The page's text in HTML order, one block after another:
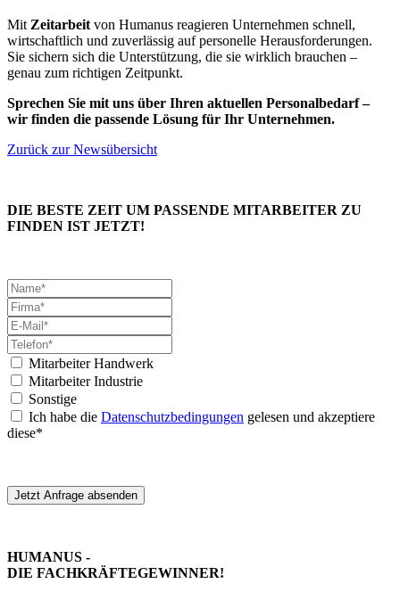
Mit Zeitarbeit von Humanus reagieren Unternehmen schnell,
wirtschaftlich und zuverlässig auf personelle Herausforderungen.
Sie sichern sich die Unterstützung, die sie wirklich brauchen –
genau zum richtigen Zeitpunkt.
Sprechen Sie mit uns über Ihren aktuellen Personalbedarf –
wir finden die passende Lösung für Ihr Unternehmen.
Zurück zur Newsübersicht
DIE BESTE ZEIT UM PASSENDE MITARBEITER ZU
FINDEN IST JETZT!
Mitarbeiter Handwerk
Mitarbeiter Industrie
Sonstige
Ich habe die Datenschutzbedingungen gelesen und akzeptiere
diese*
Jetzt Anfrage absenden
HUMANUS -
DIE FACHKRÄFTE­GEWINNER!